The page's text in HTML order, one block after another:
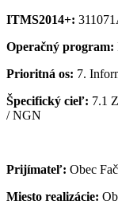
ITMS2014+:
Operačný program:
Prioritná os: 7.
Špecifický cieľ: 7.1
/ NGN
Prijímateľ: Obec
Miesto realizácie: